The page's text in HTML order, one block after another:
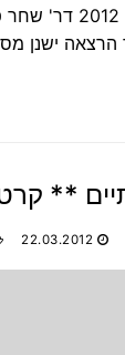
מתוך כנס
הרצאה ישנן
**
22.03.2012